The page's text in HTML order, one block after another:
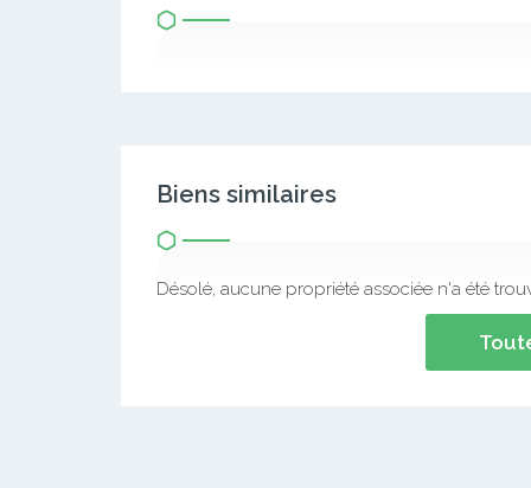
Biens similaires
Désolé, aucune propriété associée n'a été